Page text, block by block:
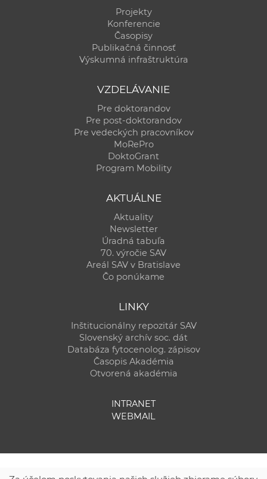
Projekty
Konferencie
Časopisy
Publikačná činnosť
Výskumná infraštruktúra
VZDELÁVANIE
Pre doktorandov
Pre post-doktorandov
Pre vedeckých pracovníkov
MoRePro
DoktoGrant
Program Mobility
AKTUÁLNE
Aktuality
Newsletter
Úradná tabuľa
70. výročie SAV
Areál SAV v Bratislave
Čo ponúkame
LINKY
Inštitucionálny repozitár SAV
Slovenský archív soc. dát
Databáza fytocenolog. zápisov
Časopis Akadémia
Otvorená akadémia
INTRANET
WEBMAIL